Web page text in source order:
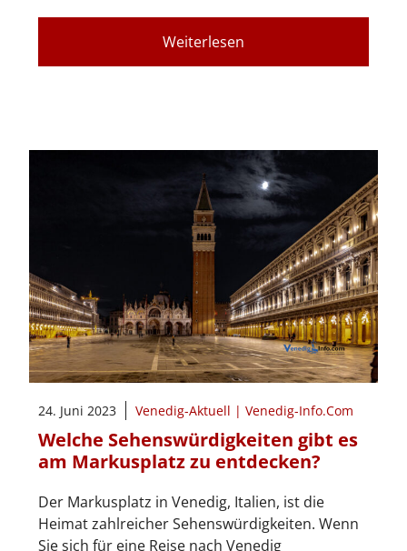
Weiterlesen
24. Juni 2023 Venedig-Aktuell | Venedig-Info.Com
Welche Sehenswürdigkeiten gibt es
am Markusplatz zu entdecken?
Der Markusplatz in Venedig, Italien, ist die
Heimat zahlreicher Sehenswürdigkeiten. Wenn
Sie sich für eine Reise nach Venedig